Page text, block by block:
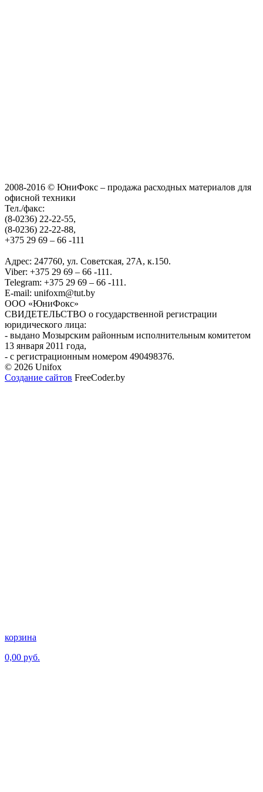
2008-2016 © ЮниФокс – продажа расходных материалов для
офисной техники
Тел./факс:
(8-0236) 22-22-55,
(8-0236) 22-22-88,
+375 29 69 – 66 -111
Адрес: 247760, ул. Советская, 27А, к.150.
Viber: +375 29 69 – 66 -111.
Telegram: +375 29 69 – 66 -111.
E-mail: unifoxm@tut.by
ООО «ЮниФокс»
СВИДЕТЕЛЬСТВО о государственной регистрации
юридического лица:
- выдано Мозырским районным исполнительным комитетом
13 января 2011 года,
- с регистрационным номером 490498376.
© 2026 Unifox
Создание сайтов FreeCoder.by
корзина
0,00 руб.